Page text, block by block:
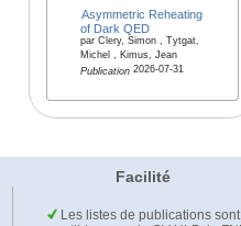
Asymmetric Reheating
of Dark QED
par Clery, Simon , Tytgat,
Michel , Kimus, Jean
Publication2026-07-31
Facilité
Les listes de publications sont